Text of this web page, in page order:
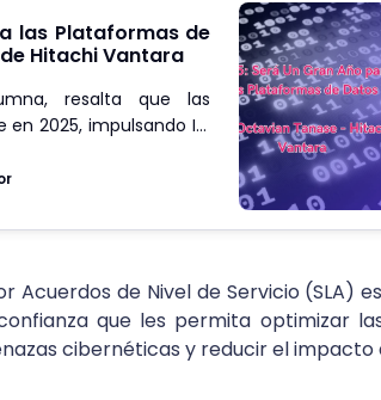
las Plataformas de
Hitachi Vantara
resalta que las
2025, impulsando IA,
Acuerdos de Nivel de Servicio (SLA)
que les permita optimizar
cibernéticas y reducir el impacto